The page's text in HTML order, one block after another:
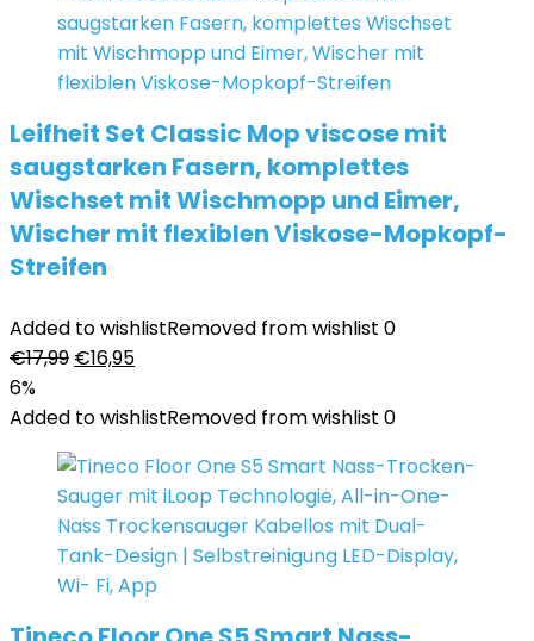
Leifheit Set Classic Mop viscose mit
saugstarken Fasern, komplettes
Wischset mit Wischmopp und Eimer,
Wischer mit flexiblen Viskose-Mopkopf-
Streifen
Added to wishlistRemoved from wishlist 0
€17,99 Ursprünglicher
war:
€16,95Aktueller
ist:
6%
Added to wishlistRemoved from wishlist 0